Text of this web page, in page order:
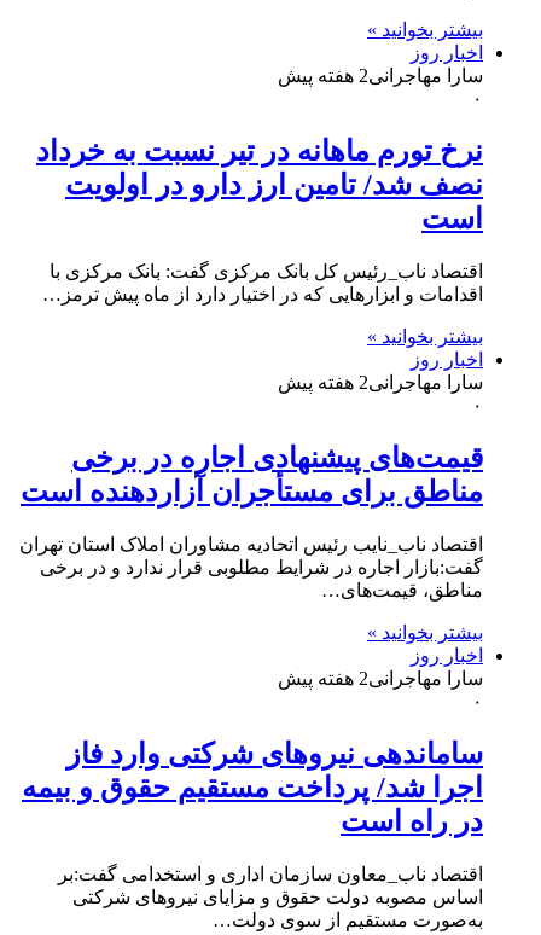
بیشتر بخوانید »
اخبار روز
سارا مهاجرانی2 هفته پیش
۰
نرخ تورم ماهانه در تیر نسبت به خرداد
نصف شد/ تامین ارز دارو در اولویت
است
اقتصاد ناب_رئیس کل بانک مرکزی گفت: بانک مرکزی با
اقدامات و ابزارهایی که در اختیار دارد از ماه پیش ترمز…
بیشتر بخوانید »
اخبار روز
سارا مهاجرانی2 هفته پیش
۰
قیمت‌های پیشنهادی اجاره در برخی
مناطق برای مستأجران آزاردهنده است
اقتصاد ناب_نایب رئیس اتحادیه مشاوران املاک استان تهران
گفت:بازار اجاره در شرایط مطلوبی قرار ندارد و در برخی
مناطق، قیمت‌های…
بیشتر بخوانید »
اخبار روز
سارا مهاجرانی2 هفته پیش
۰
ساماندهی نیروهای شرکتی وارد فاز
اجرا شد/ پرداخت مستقیم حقوق و بیمه
در راه است
اقتصاد ناب_معاون سازمان اداری و استخدامی گفت:بر
اساس مصوبه دولت حقوق و مزایای نیرو‌های شرکتی
به‌صورت مستقیم از سوی دولت…